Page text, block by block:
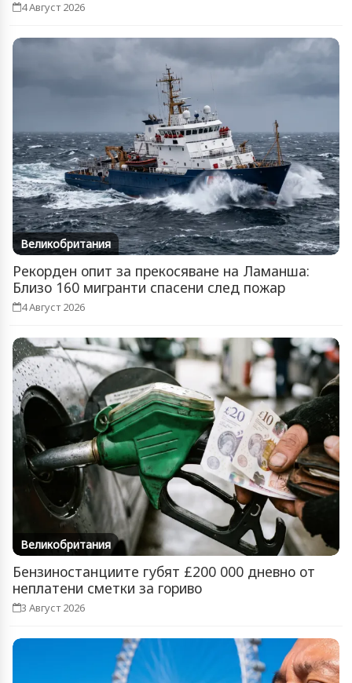
4 Август 2026
Великобритания
Рекорден опит за прекосяване на Ламанша:
Близо 160 мигранти спасени след пожар
4 Август 2026
Великобритания
Бензиностанциите губят £200 000 дневно от
неплатени сметки за гориво
3 Август 2026